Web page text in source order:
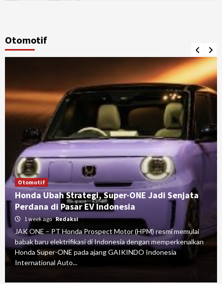
Otomotif
Otomotif
Honda Ubah Strategi, Super-ONE Jadi Senjata
Perdana di Pasar EV Indonesia
1 week ago Redaksi
JAK ONE – PT Honda Prospect Motor (HPM) resmi memulai
babak baru elektrifikasi di Indonesia dengan memperkenalkan
Honda Super-ONE pada ajang GAIKINDO Indonesia
International Auto...